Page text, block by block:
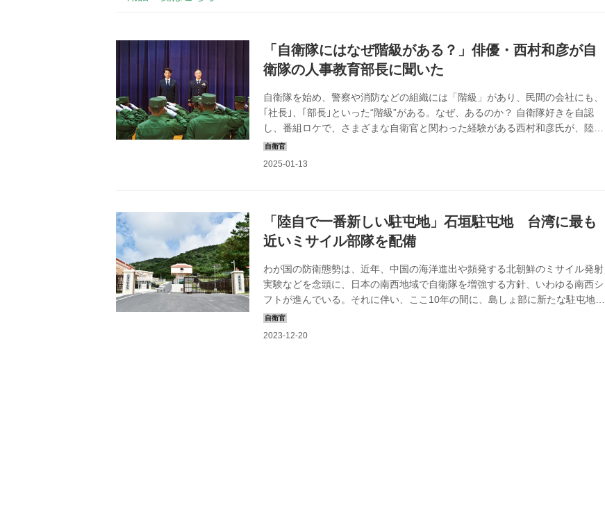
「自衛隊にはなぜ階級がある？」俳優・西村和彦が自
衛隊の人事教育部長に聞いた
自衛隊を始め、警察や消防などの組織には「階級」があり、民間の会社にも、
｢社長｣、｢部長｣といった“階級”がある。なぜ、あるのか？ 自衛隊好きを自認
し、番組ロケで、さまざまな自衛官と関わった経験がある西村和彦氏が、陸上
自衛隊の昇任や人事、教育を司る人事教育部長を務める栁裕樹将補に、ダイレ
クトに質問した。 【西村和彦氏】 1966年、京都府出身。88年、ドラマ『翼を
【栁裕樹陸将補】...
「陸自で一番新しい駐屯地」石垣駐屯地 台湾に最も
近いミサイル部隊を配備
わが国の防衛態勢は、近年、中国の海洋進出や頻発する北朝鮮のミサイル発射
実験などを念頭に、日本の南西地域で自衛隊を増強する方針、いわゆる南西シ
フトが進んでいる。それに伴い、ここ10年の間に、島しょ部に新たな駐屯地・
基地が次々と新設された。 石垣島にやって来た“自衛隊さん”たちは、どのよう
な設備で、いかなる任務についているのか、案内しよう。そして美しい島を守